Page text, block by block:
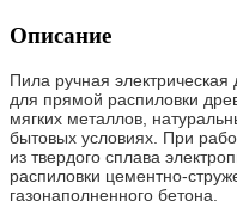
Описание
Пила ручная
для прямой распиловки
мягких металлов,
бытовых условиях. При
из твердого сплава
распиловки цементно-
газонаполненного бетона.